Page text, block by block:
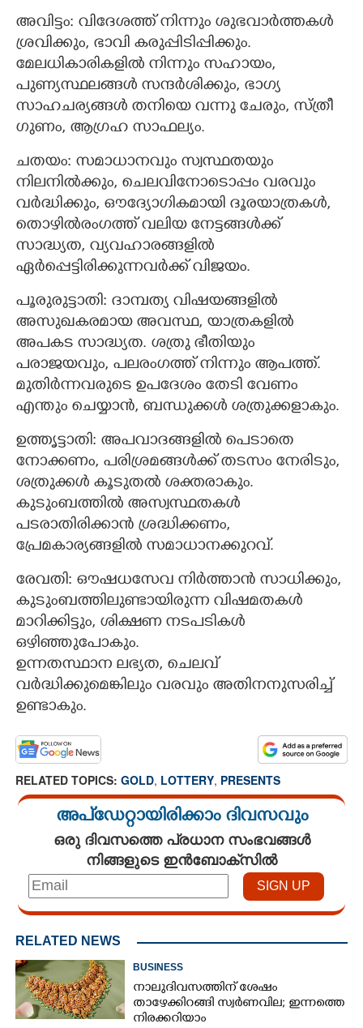
അവിട്ടം: വിദേശത്ത് നിന്നും ശുഭവാർത്തകൾ
ശ്രവിക്കും, ഭാവി കരുപ്പിടിപ്പിക്കും.
മേലധികാരികളിൽ നിന്നും സഹായം,
പുണ്യസ്ഥലങ്ങൾ സന്ദർശിക്കും, ഭാഗ്യ
സാഹചര്യങ്ങൾ തനിയെ വന്നു ചേരും, സ്ത്രീ
ഗുണം, ആഗ്രഹ സാഫല്യം.
ചതയം: സമാധാനവും സ്വസ്ഥതയും
നിലനിൽക്കും, ചെലവിനോടൊപ്പം വരവും
വർദ്ധിക്കും, ഔദ്യോഗികമായി ദൂരയാത്രകൾ,
തൊഴിൽരംഗത്ത് വലിയ നേട്ടങ്ങൾക്ക്
സാദ്ധ്യത, വ്യവഹാരങ്ങളിൽ
ഏർപ്പെട്ടിരിക്കുന്നവർക്ക് വിജയം.
പൂരുരുട്ടാതി: ദാമ്പത്യ വിഷയങ്ങളിൽ
അസുഖകരമായ അവസ്ഥ, യാത്രകളിൽ
അപകട സാദ്ധ്യത. ശത്രു ഭീതിയും
പരാജയവും, പലരംഗത്ത് നിന്നും ആപത്ത്.
മുതിർന്നവരുടെ ഉപദേശം തേടി വേണം
എന്തും ചെയ്യാൻ, ബന്ധുക്കൾ ശത്രുക്കളാകും.
ഉത്തൃട്ടാതി: അപവാദങ്ങളിൽ പെടാതെ
നോക്കണം, പരിശ്രമങ്ങൾക്ക് തടസം നേരിടും,
ശത്രുക്കൾ കൂടുതൽ ശക്തരാകും.
കുടുംബത്തിൽ അസ്വസ്ഥതകൾ
പടരാതിരിക്കാൻ ശ്രദ്ധിക്കണം,
പ്രേമകാര്യങ്ങളിൽ സമാധാനക്കുറവ്.
രേവതി: ഔഷധസേവ നിർത്താൻ സാധിക്കും,
കുടുംബത്തിലുണ്ടായിരുന്ന വിഷമതകൾ
മാറിക്കിട്ടും, ശിക്ഷണ നടപടികൾ
ഒഴിഞ്ഞുപോകും.
ഉന്നതസ്ഥാന ലഭ്യത, ചെലവ്‌
വർദ്ധിക്കുമെങ്കിലും വരവും അതിനനുസരിച്ച്
ഉണ്ടാകും.
RELATED TOPICS: GOLD, LOTTERY, PRESENTS
അപ്ഡേറ്റായിരിക്കാം ദിവസവും
ഒരു ദിവസത്തെ പ്രധാന സംഭവങ്ങൾ
നിങ്ങളുടെ ഇൻബോക്സിൽ
RELATED NEWS
BUSINESS
നാലുദിവസത്തിന് ശേഷം
താഴേക്കിറങ്ങി സ്വർണവില; ഇന്നത്തെ
നിരക്കറിയാം
×
Share this link
Copy Link